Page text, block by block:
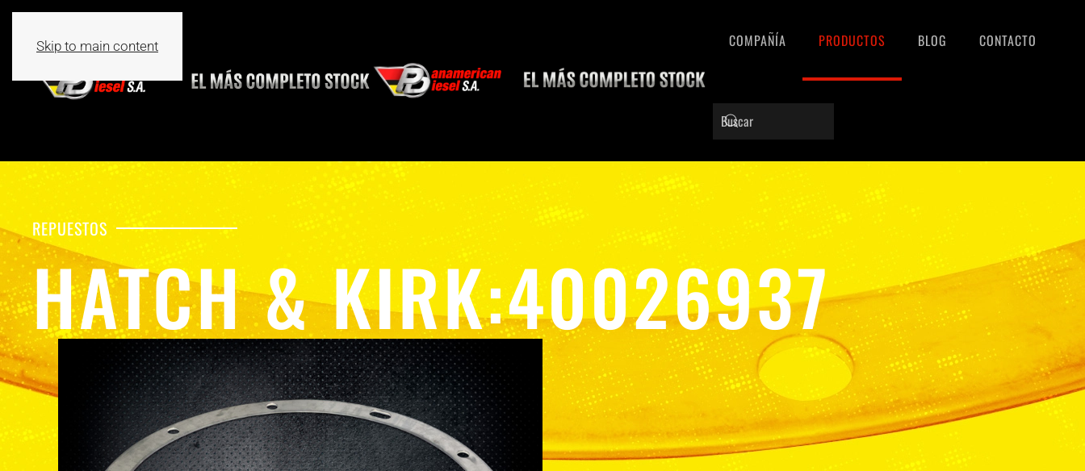
Skip to main content COMPAÑÍA PRODUCTOS BLOG CONTACTO
REPUESTOS
HATCH & KIRK:40026937